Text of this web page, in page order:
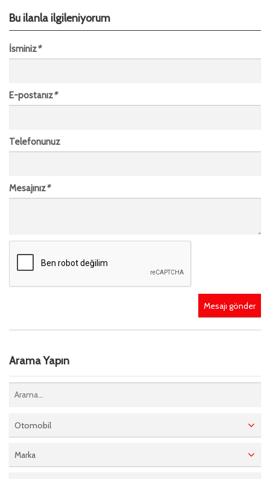
Bu ilanla ilgileniyorum
İsminiz*
E-postanız*
Telefonunuz
Mesajınız*
Mesajı gönder
Arama Yapın
Otomobil
Marka